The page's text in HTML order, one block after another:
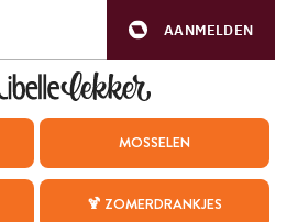
AANMELDEN
MOSSELEN
🍹 ZOMERDRANKJES